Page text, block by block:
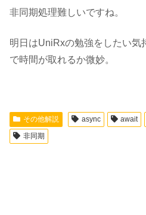
非同期処理難しいですね。
明日はUniRxの勉強をしたい気
で時間が取れるか微妙。
その他解説 async await
非同期